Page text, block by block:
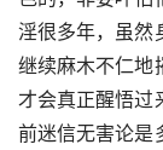
淫很多年，虽然
继续麻木不仁地
才会真正醒悟过
前迷信无害论是